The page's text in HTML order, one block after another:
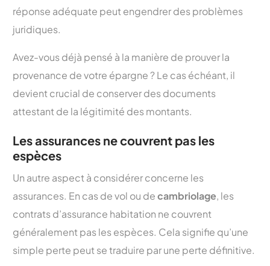
réponse adéquate peut engendrer des problèmes
juridiques.
Avez-vous déjà pensé à la manière de prouver la
provenance de votre épargne ? Le cas échéant, il
devient crucial de conserver des documents
attestant de la légitimité des montants.
Les assurances ne couvrent pas les
espèces
Un autre aspect à considérer concerne les
assurances. En cas de vol ou decambriolage, les
contrats d’assurance habitation ne couvrent
généralement pas les espèces. Cela signifie qu’une
simple perte peut se traduire par une perte définitive.